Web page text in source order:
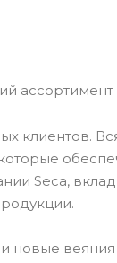
клиентов.
Seca,
новые